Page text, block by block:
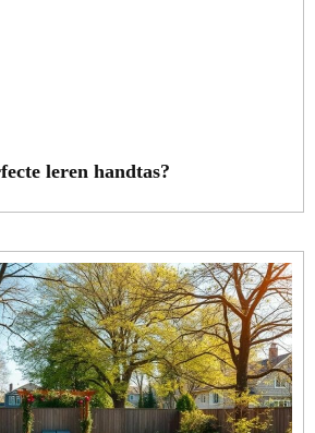
leren handtas?